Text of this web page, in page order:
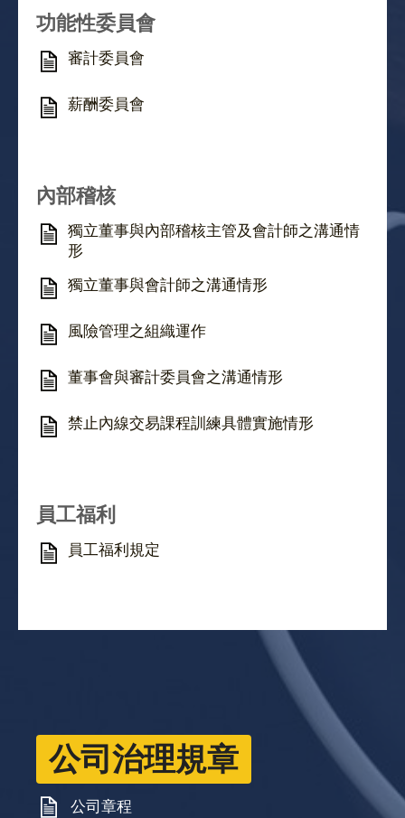
功能性委員會
審計委員會
薪酬委員會
內部稽核
獨立董事與內部稽核主管及會計師之溝通情
形
獨立董事與會計師之溝通情形
風險管理之組織運作
董事會與審計委員會之溝通情形
禁止內線交易課程訓練具體實施情形
員工福利
員工福利規定
公司治理規章
公司章程